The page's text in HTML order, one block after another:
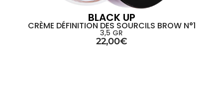
BLACK UP
CRÈME DÉFINITION DES SOURCILS BROW N°1
3,5 GR
22,00€